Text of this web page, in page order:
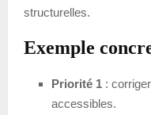
structurelles.
Exemple
Priorité 1 :
accessibles.